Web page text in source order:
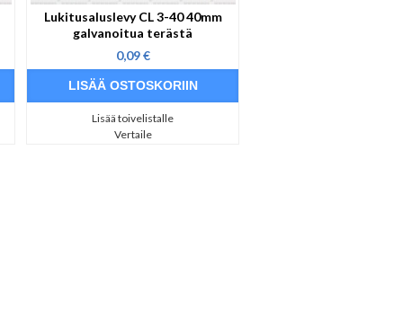
Lukitusaluslevy CL 3-40 40mm
galvanoitua terästä
0,09 €
Lisää toivelistalle
Vertaile